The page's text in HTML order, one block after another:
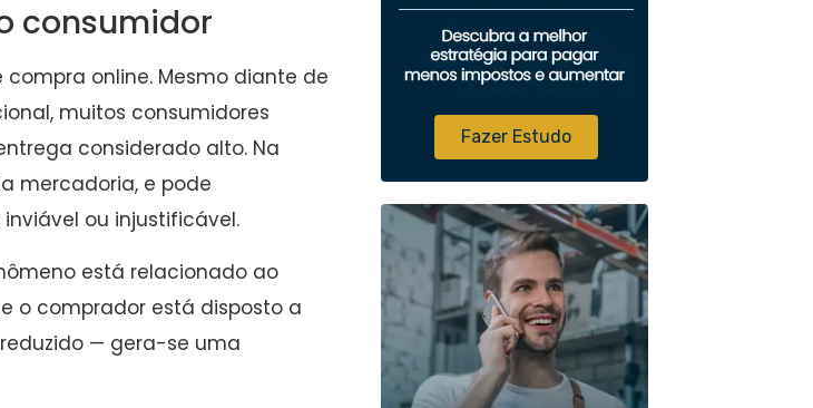
consumidor
online. Mesmo diante de
muitos consumidores
considerado alto. Na
mercadoria, e pode
ou injustificável.
está relacionado ao
o comprador está disposto a
— gera-se uma
Fazer Estudo